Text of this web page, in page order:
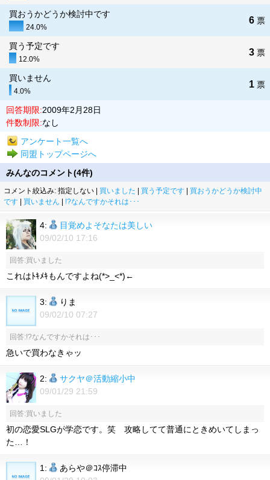
買おうかどうか検討中です
24.0%
6 票
買う予定です
12.0%
3 票
買いません
4.0%
1 票
回答期限:2009年2月28日
件数制限:なし
アンケート一覧へ
同盟トップページへ
みんなのコメント(4件)
コメント絞込み: 指定しない | 買いました 買う予定です
買おうかどうか検討中
です
買いません !?なんですかそれは･･･
4:
目覚めよそなたは美しい
09/02/10 17:16
回答:買いました
これはﾄｷﾒｷもんですよね(*>_<*)←
3:
りま
09/02/10 07:27
回答:!?なんですかそれは･･･
急いで買わなきゃッ
2:
サクヤ＠活動縮小中
09/01/29 21:59
回答:買いました
初の恋愛SLGが学恋です。笑 攻略してて普通にときめいてしまっ
た…！
1:
あらや＠ｺｽ停滞中